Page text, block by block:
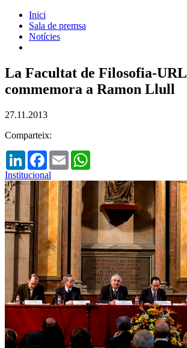
Inici
Sala de premsa
Notícies
La Facultat de Filosofia-URL
commemora a Ramon Llull
27.11.2013
Comparteix:
LinkedInFacebook
Email
Institucional